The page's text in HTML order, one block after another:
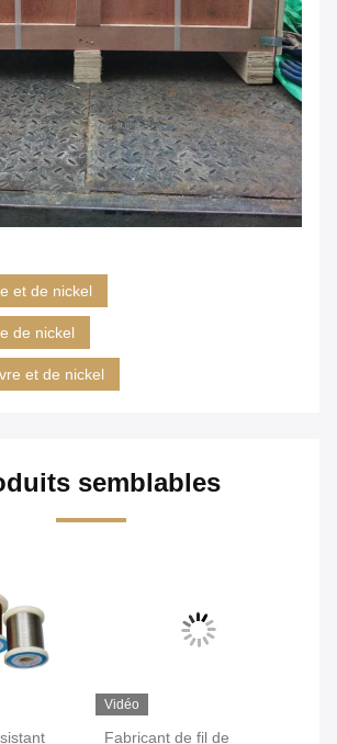
et de nickel
de nickel
et de nickel
semblables
Vidéo
Fabricant de fil de